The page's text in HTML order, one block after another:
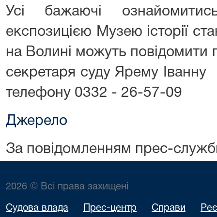
Усі бажаючі
експозицією Музею історії
на Волині можуть
секретаря суду Ярему Іванну
телефону 0332 - 26-57-09
Джерело
За повідомленням прес-
2026 © Всі права захищені
Судова влада Прес-центр Справи